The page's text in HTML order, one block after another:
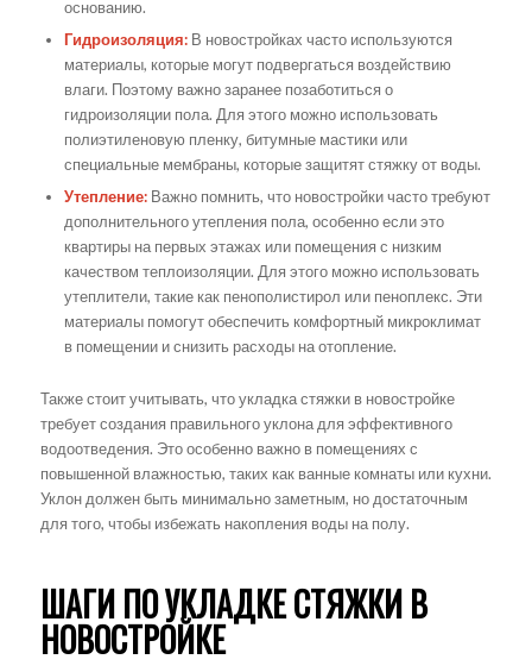
основанию.
Гидроизоляция:В новостройках часто используются
материалы, которые могут подвергаться воздействию
влаги. Поэтому важно заранее позаботиться о
гидроизоляции пола. Для этого можно использовать
полиэтиленовую пленку, битумные мастики или
специальные мембраны, которые защитят стяжку от воды.
Утепление:Важно помнить, что новостройки часто требуют
дополнительного утепления пола, особенно если это
квартиры на первых этажах или помещения с низким
качеством теплоизоляции. Для этого можно использовать
утеплители, такие как пенополистирол или пеноплекс. Эти
материалы помогут обеспечить комфортный микроклимат
в помещении и снизить расходы на отопление.
Также стоит учитывать, что укладка стяжки в новостройке
требует создания правильного уклона для эффективного
водоотведения. Это особенно важно в помещениях с
повышенной влажностью, таких как ванные комнаты или кухни.
Уклон должен быть минимально заметным, но достаточным
для того, чтобы избежать накопления воды на полу.
ШАГИ ПО УКЛАДКЕ СТЯЖКИ В
НОВОСТРОЙКЕ